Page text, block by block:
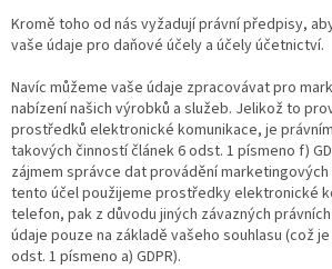
Kromě toho od nás vyžadují právní předpisy,
vaše údaje pro daňové účely a účely účetnictví.
Navíc můžeme vaše údaje zpracovávat pro
nabízení našich výrobků a služeb. Jelikož to
prostředků elektronické komunikace, je
takových činností článek 6 odst. 1 písmeno f)
zájmem správce dat provádění
tento účel použijeme prostředky elektronické
telefon, pak z důvodu jiných závazných
údaje pouze na základě vašeho souhlasu (což
odst. 1 písmeno a) GDPR).